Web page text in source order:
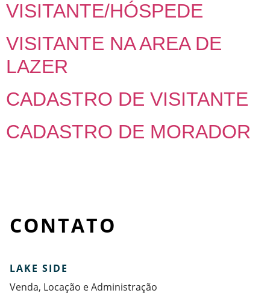
VISITANTE/HÓSPEDE
VISITANTE NA AREA DE
LAZER
CADASTRO DE VISITANTE
CADASTRO DE MORADOR
CONTATO
LAKE SIDE
Venda, Locação e Administração